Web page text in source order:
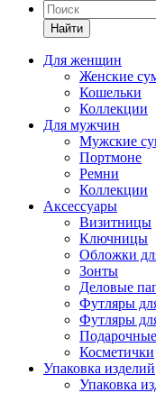
Найти
Для женщин
Женские
Кошельки
Коллекции
Для мужчин
Мужские
Портмоне
Ремни
Коллекции
Аксессуары
Визитницы
Ключницы
Обложки
Зонты
Деловые
Футляры
Футляры
Косметички
Упаковка изделий
Упаковка